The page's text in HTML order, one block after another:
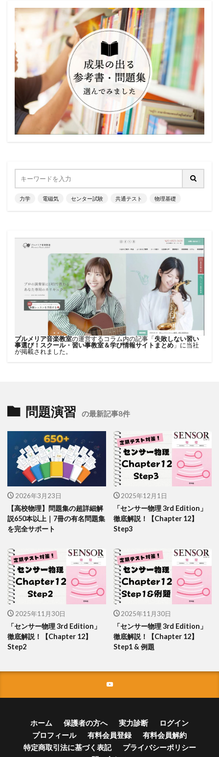
力学 電磁気 センター試験 共通テスト 物理基礎
プルメリア音楽教室の運営するコラム内の記事「失敗しない習い
事選び！スクール・習い事教室＆学び情報サイトまとめ 」に当社
が掲載されました。
問題演習 の最新記事8件
2026年3月23日
【高校物理】問題集の超詳細解
説650本以上｜7冊の有名問題集
を完全サポート
2025年12月1日
「センサー物理 3rd Edition」
徹底解説！【Chapter 12】
Step3
2025年11月30日
「センサー物理 3rd Edition」
徹底解説！【Chapter 12】
Step2
2025年11月30日
「センサー物理 3rd Edition」
徹底解説！【Chapter 12】
Step1 & 例題
ホーム 保護者の方へ 実力診断
ログイン
プロフィール
有料会員登録
有料会員解約
特定商取引法に基づく表記
プライバシーポリシー